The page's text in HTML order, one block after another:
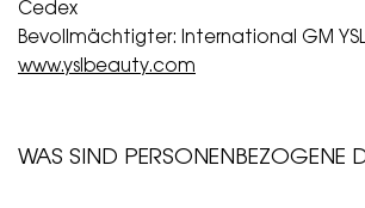
Cedex
Bevollmächtigter: International GM
www.yslbeauty.com
WAS SIND PERSONENBEZOGENE